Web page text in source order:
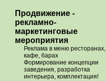
Продвижение -
рекламно-
маркетинговые
мероприятия
Реклама в меню ресторанах,
кафе, барах
Формирование концепции
заведения, разработка
интерьера, комплектация!